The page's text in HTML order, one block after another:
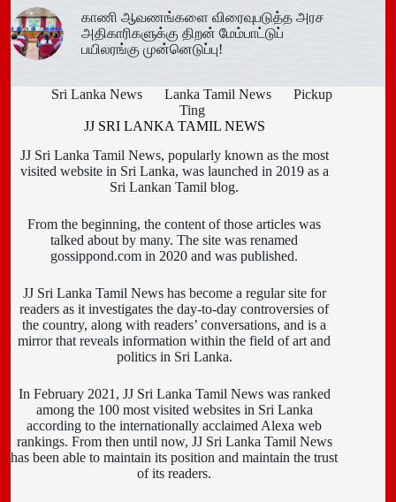
காணி ஆவணங்களை விரைவுபடுத்த அரச
அதிகாரிகளுக்கு திறன் மேம்பாட்டுப்
பயிலரங்கு முன்னெடுப்பு!
Sri Lanka News Lanka Tamil News
Pickup
Ting
JJ SRI LANKA TAMIL NEWS
JJ Sri Lanka Tamil News, popularly known as the most
visited website in Sri Lanka, was launched in 2019 as a
Sri Lankan Tamil blog.
From the beginning, the content of those articles was
talked about by many. The site was renamed
gossippond.com in 2020 and was published.
JJ Sri Lanka Tamil News has become a regular site for
readers as it investigates the day-to-day controversies of
the country, along with readers’ conversations, and is a
mirror that reveals information within the field of art and
politics in Sri Lanka.
In February 2021, JJ Sri Lanka Tamil News was ranked
among the 100 most visited websites in Sri Lanka
according to the internationally acclaimed Alexa web
rankings. From then until now, JJ Sri Lanka Tamil News
has been able to maintain its position and maintain the trust
of its readers.